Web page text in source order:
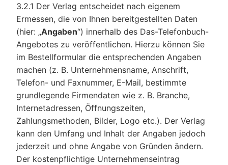
3.2.1 Der Verlag entscheidet nach eigenem
Ermessen, die von Ihnen bereitgestellten Daten
(hier: „Angaben“) innerhalb des Das-Telefonbuch-
Angebotes zu veröffentlichen. Hierzu können Sie
im Bestellformular die entsprechenden Angaben
machen (z. B. Unternehmensname, Anschrift,
Telefon- und Faxnummer, E-Mail, bestimmte
grundlegende Firmendaten wie z. B. Branche,
Internetadressen, Öffnungszeiten,
Zahlungsmethoden, Bilder, Logo etc.). Der Verlag
kann den Umfang und Inhalt der Angaben jedoch
jederzeit und ohne Angabe von Gründen ändern.
Der kostenpflichtige Unternehmenseintrag